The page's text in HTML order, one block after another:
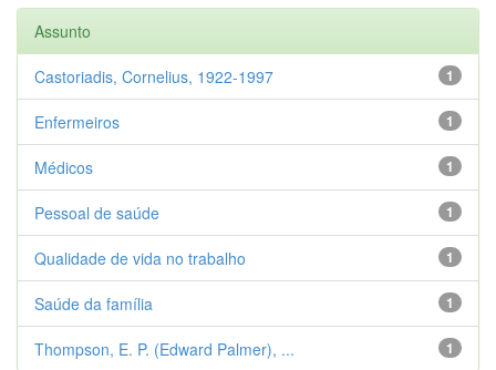
Assunto
1
Castoriadis, Cornelius, 1922-1997
1
Enfermeiros
1
Médicos
1
Pessoal de saúde
1
Qualidade de vida no trabalho
1
Saúde da família
1
Thompson, E. P. (Edward Palmer), ...